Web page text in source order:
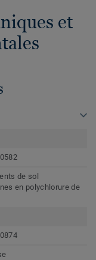
et
de sol
en polychlorure de